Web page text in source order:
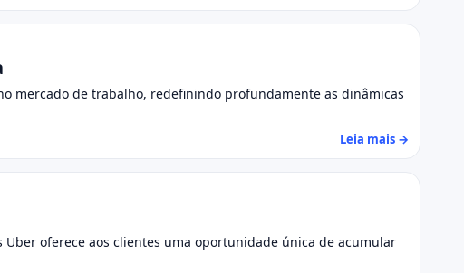
mercado de trabalho, redefinindo profundamente as dinâmicas
Leia mais →
oferece aos clientes uma oportunidade única de acumular